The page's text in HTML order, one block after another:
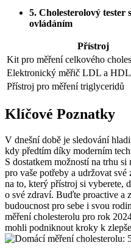
5. Cholesterolový tester
ovládáním
Přístroj
Kit pro měření celkového
Elektronický měřič LDL a HDL
Přístroj pro měření triglyceridů
Klíčové Poznatky
V dnešní době je sledování
kdy předtím díky moderním
S dostatkem možností na trhu
pro vaše potřeby a udržovat
na to, který přístroj si vyberete,
o své zdraví. Buďte proactive a
budoucnost pro sebe i svou
měření cholesterolu pro rok
mohli podniknout kroky k